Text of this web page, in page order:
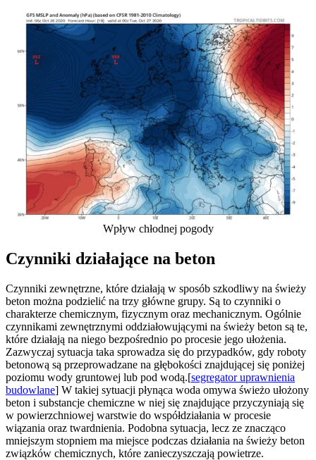
Wpływ chłodnej pogody
Czynniki działające na beton
Czynniki zewnętrzne, które działają w sposób szkodliwy na świeży
beton można podzielić na trzy główne grupy. Są to czynniki o
charakterze chemicznym, fizycznym oraz mechanicznym. Ogólnie
czynnikami zewnętrznymi oddziałowującymi na świeży beton są te,
które działają na niego bezpośrednio po procesie jego ułożenia.
Zazwyczaj sytuacja taka sprowadza się do przypadków, gdy roboty
betonową są przeprowadzane na głębokości znajdującej się poniżej
poziomu wody gruntowej lub pod wodą.[segregator uprawnienia
budowlane] W takiej sytuacji płynąca woda omywa świeżo ułożony
beton i substancje chemiczne w niej się znajdujące przyczyniają się
w powierzchniowej warstwie do współdziałania w procesie
wiązania oraz twardnienia. Podobna sytuacja, lecz ze znacząco
mniejszym stopniem ma miejsce podczas działania na świeży beton
związków chemicznych, które zanieczyszczają powietrze.